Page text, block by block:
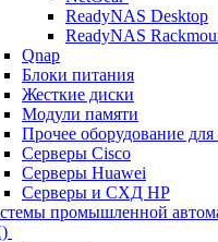
ReadyNAS Desktop
ReadyNAS
Qnap
Блоки питания
Жесткие диски
Модули памяти
Прочее оборудование для
Серверы Cisco
Серверы Huawei
Серверы и СХД HP
промышленной